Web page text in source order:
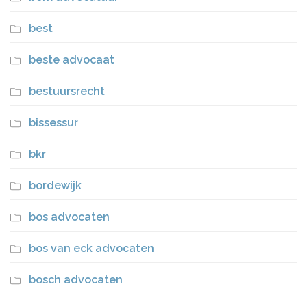
best
beste advocaat
bestuursrecht
bissessur
bkr
bordewijk
bos advocaten
bos van eck advocaten
bosch advocaten